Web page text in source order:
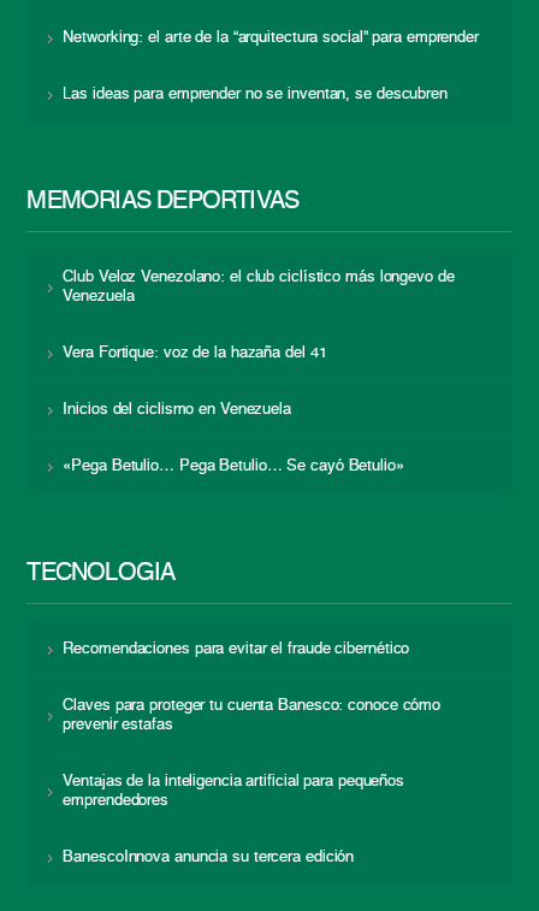
Networking: el arte de la “arquitectura social” para emprender
Las ideas para emprender no se inventan, se descubren
MEMORIAS DEPORTIVAS
Club Veloz Venezolano: el club ciclístico más longevo de
Venezuela
Vera Fortique: voz de la hazaña del 41
Inicios del ciclismo en Venezuela
«Pega Betulio… Pega Betulio… Se cayó Betulio»
TECNOLOGÍA
Recomendaciones para evitar el fraude cibernético
Claves para proteger tu cuenta Banesco: conoce cómo
prevenir estafas
Ventajas de la inteligencia artificial para pequeños
emprendedores
BanescoInnova anuncia su tercera edición